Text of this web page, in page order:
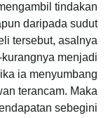
tindakan
daripada sudut
tersebut, asalnya
menjadi
ia menyumbang
terancam. Maka
sebegini